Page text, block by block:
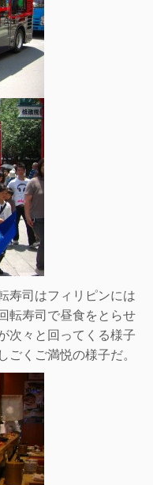
寿司はフィリピンには
転寿司で昼食をとらせ
次々と回ってくる様子
くご満悦の様子だ。